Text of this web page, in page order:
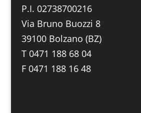
P.I. 02738700216
Via Bruno Buozzi 8
39100 Bolzano (BZ)
T 0471 188 68 04
F 0471 188 16 48